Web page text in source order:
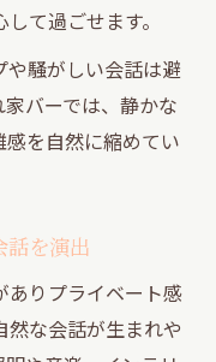
て過ごせます。
騒がしい会話は避
バーでは、静かな
を自然に縮めてい
話を演出
ありプライベート感
然な会話が生まれや